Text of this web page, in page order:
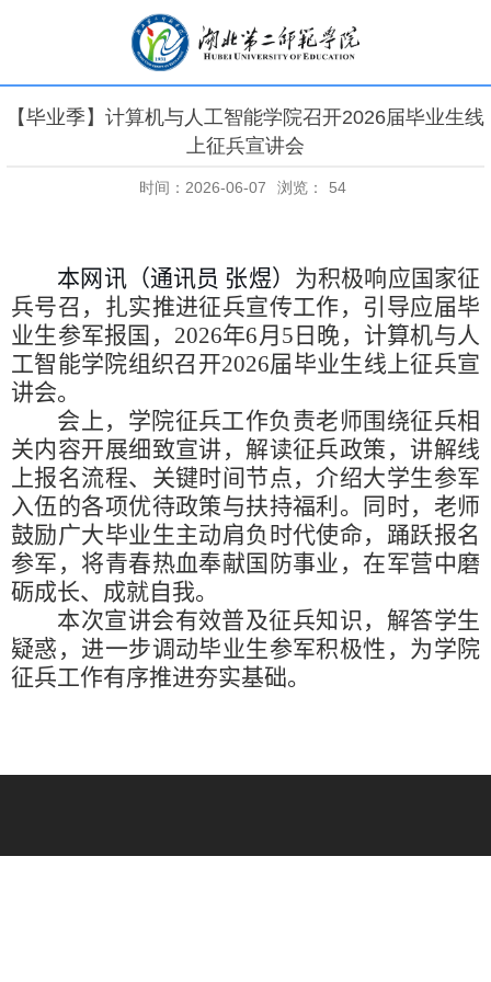
【毕业季】计算机与人工智能学院召开2026届毕业生线
上征兵宣讲会
时间：2026-06-07 浏览： 54
本网讯（通讯员 张煜） 为积极响应国家征
兵号召，扎实推进征兵宣传工作，引导应届毕
业生参军报国， 2026年6月 5 日晚，计算机与人
工智能学院组织召开2026届毕业生线上征兵宣
讲会。
会上，学院征兵工作负责老师围绕征兵相
关内容开展细致宣讲，解读征兵政策，讲解线
上报名流程、关键时间节点，介绍大学生参军
入伍的各项优待政策与扶持福利。同时，老师
鼓励广大毕业生主动肩负时代使命，踊跃报名
参军，将青春热血奉献国防事业，在军营中磨
砺成长、成就自我。
本次宣讲会有效普及征兵知识，解答学生
疑惑，进一步调动毕业生参军积极性，为学院
征兵工作有序推进夯实基础。